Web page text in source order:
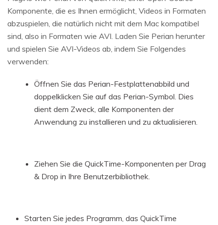
Komponente, die es Ihnen ermöglicht, Videos in Formaten
abzuspielen, die natürlich nicht mit dem Mac kompatibel
sind, also in Formaten wie AVI. Laden Sie Perian herunter
und spielen Sie AVI-Videos ab, indem Sie Folgendes
verwenden:
Öffnen Sie das Perian-Festplattenabbild und
doppelklicken Sie auf das Perian-Symbol. Dies
dient dem Zweck, alle Komponenten der
Anwendung zu installieren und zu aktualisieren.
Ziehen Sie die QuickTime-Komponenten per Drag
& Drop in Ihre Benutzerbibliothek.
Starten Sie jedes Programm, das QuickTime